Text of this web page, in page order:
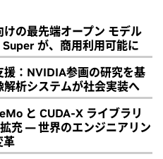
の最先端オープン モデル
が、商用利用可能に
：NVIDIA参画の研究を基
析システムが社会実装へ
と CUDA-X ライブラリ
充 ― 世界のエンジニアリン
革